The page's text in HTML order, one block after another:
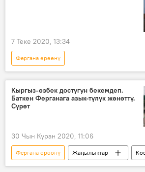
7 Теке 2020, 13:34
Фергана өрөөнү
Жаңылыктар
Коом
Баткен
Өзбекстан
Кыргыз-өзбек достугун бекемдеп.
Баткен Ферганага азык-түлүк жөнөттү.
Сүрөт
30 Чын Куран 2020, 11:06
Фергана өрөөнү Жаңылыктар
Кыргызстан
Баткен
жардам